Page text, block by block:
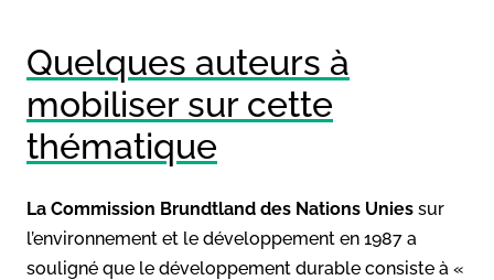
Quelques auteurs à
mobiliser sur cette
thématique
La Commission Brundtland des Nations Unies sur
l’environnement et le développement en 1987 a
souligné que le développement durable consiste à «